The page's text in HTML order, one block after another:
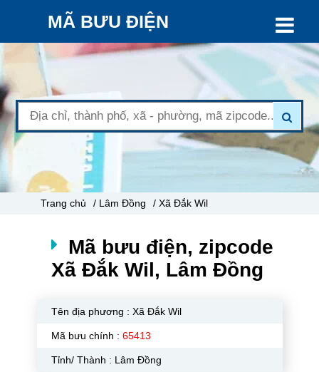
MÃ BƯU ĐIỆN
Trang chủ / Lâm Đồng / Xã Đắk Wil
Mã bưu điện, zipcode
Xã Đắk Wil, Lâm Đồng
Tên địa phương : Xã Đắk Wil
Mã bưu chính : 65413
Tỉnh/ Thành : Lâm Đồng